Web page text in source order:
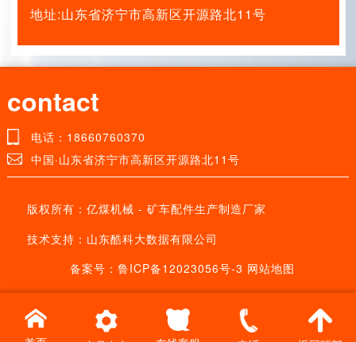
地址:山东省济宁市高新区开源路北11号
contact
电话：18660760370
中国·山东省济宁市高新区开源路北11号
版权所有：亿煤机械 - 矿车配件生产制造厂家
技术支持：山东酷科大数据有限公司
备案号： 鲁ICP备12023056号-3 网站地图